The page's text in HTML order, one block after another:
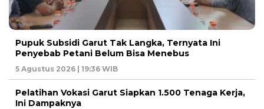
Pupuk Subsidi Garut Tak Langka, Ternyata Ini
Penyebab Petani Belum Bisa Menebus
5 Agustus 2026 | 19:36 WIB
Pelatihan Vokasi Garut Siapkan 1.500 Tenaga Kerja,
Ini Dampaknya